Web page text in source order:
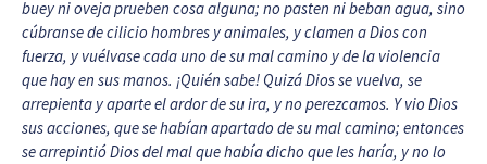
buey ni oveja prueben cosa alguna; no pasten ni beban agua, sino
cúbranse de cilicio hombres y animales, y clamen a Dios con
fuerza, y vuélvase cada uno de su mal camino y de la violencia
que hay en sus manos. ¡Quién sabe! Quizá Dios se vuelva, se
arrepienta y aparte el ardor de su ira, y no perezcamos. Y vio Dios
sus acciones, que se habían apartado de su mal camino; entonces
se arrepintió Dios del mal que había dicho que les haría, y no lo